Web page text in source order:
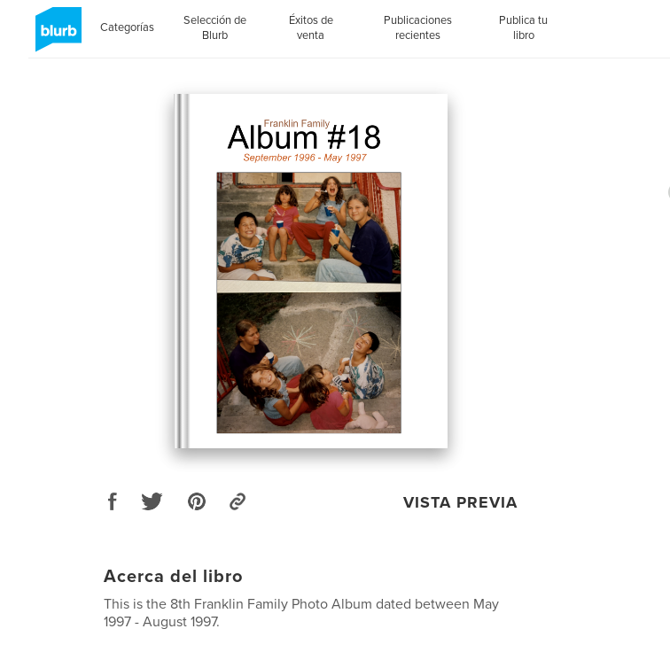
Categorías
Selección de
Blurb
Éxitos de
venta
Publicaciones
recientes
Publica tu
libro
VISTA PREVIA
Acerca del libro
This is the 8th Franklin Family Photo Album dated between May
1997 - August 1997.